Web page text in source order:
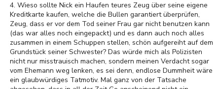
4. Wieso sollte Nick ein Haufen teures Zeug über seine eigene
Kreditkarte kaufen, welche die Bullen garantiert überprüfen,
Zeug, dass er vor dem Tod seiner Frau gar nicht benutzen kann
(das war alles noch eingepackt) und es dann auch noch alles
zusammen in einem Schuppen stellen, schön aufgereiht auf dem
Grundstück seiner Schwester? Das würde mich als Polizisten
nicht nur misstrauisch machen, sondern meinen Verdacht sogar
vom Ehemann weg lenken, es sei denn, endlose Dummheit wäre
ein glaubwürdiges Tatmotiv. Mal ganz von der Tatsache